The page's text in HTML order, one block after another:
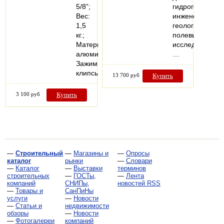
5/8”;
Вес:
1,5
кг.;
Материал:
алюминий;
Зажимы
клипсы;
3 100 руб Купить
инженерно-
геологических,
полевых
исследований.
13 700 руб Купить
— Строительный
каталог
— Каталог
строительных
компаний
— Товары и
услуги
— Статьи и
обзоры
— Фотогалереи
— Магазины и
рынки
— Выставки
— ГОСТы,
СНИПы,
СанПиНы
— Новости
недвижимости
— Новости
компаний
— Опросы
— Словари
терминов
— Лента
новостей RSS